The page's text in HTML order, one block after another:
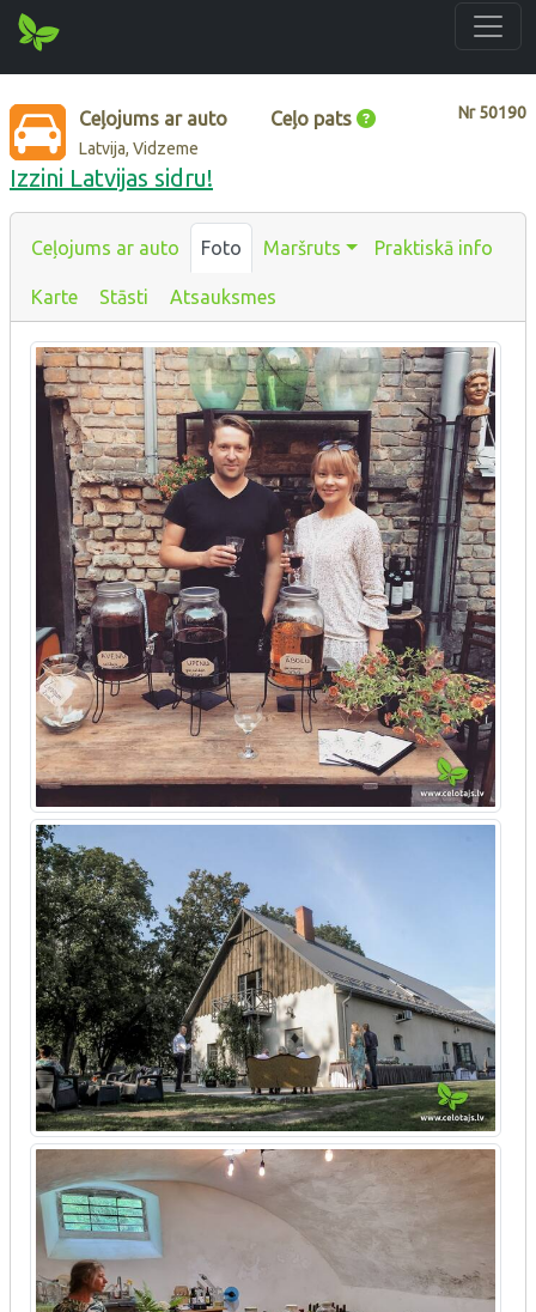
Nr50190
Ceļojums ar auto Ceļo pats
Latvija, Vidzeme
Izzini Latvijas sidru!
Ceļojums ar auto Foto Maršruts Praktiskā info
Karte Stāsti Atsauksmes